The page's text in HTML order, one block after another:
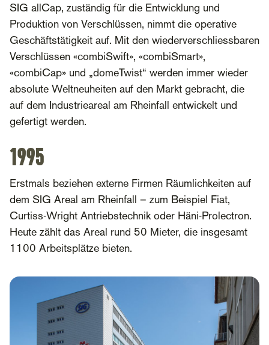
SIG allCap, zuständig für die Entwicklung und
Produktion von Verschlüssen, nimmt die operative
Geschäftstätigkeit auf. Mit den wiederverschliessbaren
Verschlüssen «combiSwift», «combiSmart»,
«combiCap» und „domeTwist“ werden immer wieder
absolute Weltneuheiten auf den Markt gebracht, die
auf dem Industrieareal am Rheinfall entwickelt und
gefertigt werden.
1995
Erstmals beziehen externe Firmen Räumlichkeiten auf
dem SIG Areal am Rheinfall – zum Beispiel Fiat,
Curtiss-Wright Antriebstechnik oder Häni-Prolectron.
Heute zählt das Areal rund 50 Mieter, die insgesamt
1100 Arbeitsplätze bieten.